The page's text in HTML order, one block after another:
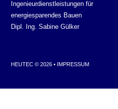
Ingenieurdienstleistungen für
energiesparendes Bauen
Dipl. Ing. Sabine Gülker
HEUTEC © 2026 • IMPRESSUM